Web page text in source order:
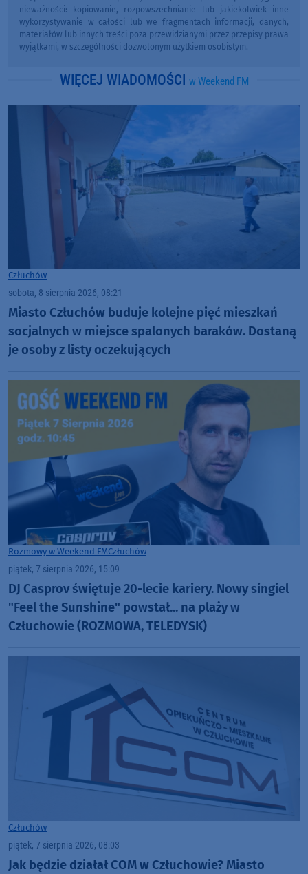
nieważności: kopiowanie, rozpowszechnianie lub jakiekolwiek inne
wykorzystywanie w całości lub we fragmentach informacji, danych,
materiałów lub innych treści poza przewidzianymi przez przepisy prawa
wyjątkami, w szczególności dozwolonym użytkiem osobistym.
WIĘCEJ WIADOMOŚCI w Weekend FM
Człuchów
sobota, 8 sierpnia 2026, 08:21
Miasto Człuchów buduje kolejne pięć mieszkań
socjalnych w miejsce spalonych baraków. Dostaną
je osoby z listy oczekujących
Rozmowy w Weekend FMCzłuchów
piątek, 7 sierpnia 2026, 15:09
DJ Casprov świętuje 20-lecie kariery. Nowy singiel
"Feel the Sunshine" powstał... na plaży w
Człuchowie (ROZMOWA, TELEDYSK)
Człuchów
piątek, 7 sierpnia 2026, 08:03
Jak będzie działał COM w Człuchowie? Miasto